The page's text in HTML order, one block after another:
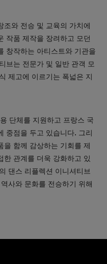
조와 전승 및 교육의 가치에
작품 제작을 장려하고 모던
창작하는 아티스트와 기관을
브는 전문가 및 일반 관객 모
제고에 이르기는 폭넓은 지
단체를 지원하고 프랑스 국
중점을 두고 있습니다. 그리
을 함께 감상하는 기회를 제
한 관계를 더욱 강화하고 있
댄스 리플렉션 이니셔티브
사와 문화를 전승하기 위해